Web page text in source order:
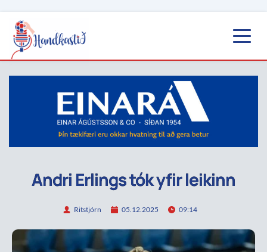
Andri Erlings tók yfir leikinn
Ritstjórn 05.12.2025 09:14